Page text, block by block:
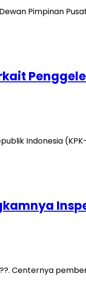
Pimpinan
Indonesia
Centernya